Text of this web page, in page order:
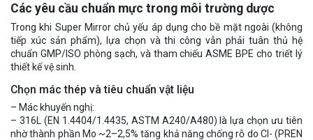
Các yêu cầu chuẩn mực trong môi trường dược
Trong khi Super Mirror chủ yếu áp dụng cho bề mặt ngoài (không
tiếp xúc sản phẩm), lựa chọn và thi công vẫn phải tuân thủ hệ
chuẩn GMP/ISO phòng sạch, và tham chiếu ASME BPE cho triết lý
thiết kế vệ sinh.
Chọn mác thép và tiêu chuẩn vật liệu
– Mác khuyến nghị:
– 316L (EN 1.4404/1.4435, ASTM A240/A480) là lựa chọn ưu tiên
nhờ thành phần Mo ~2–2,5% tăng khả năng chống rỗ do Cl- (PREN